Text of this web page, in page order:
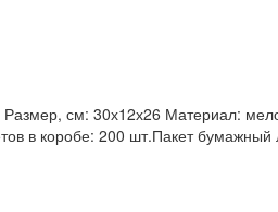
см: 30х12х26 Материал:
в коробе: 200 шт.Пакет